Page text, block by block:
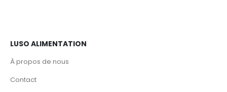
LUSO ALIMENTATION
À propos de nous
Contact